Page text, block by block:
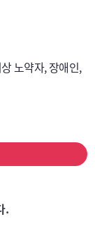
노약자, 장애인,
.